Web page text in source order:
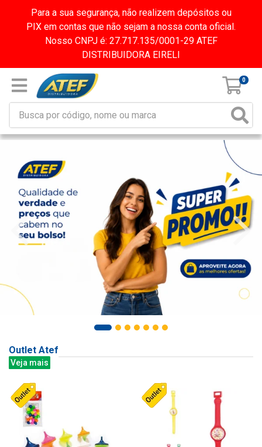
Para a sua segurança, não realizem depósitos ou
PIX em contas que não sejam a nossa conta oficial.
Nosso CNPJ é: 27.717.135/0001-29 ATEF
DISTRIBUIDORA EIRELI
0
Outlet Atef
Veja mais